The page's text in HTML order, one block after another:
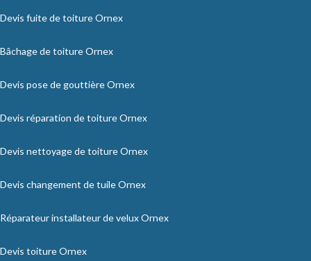
Devis fuite de toiture Ornex
Bâchage de toiture Ornex
Devis pose de gouttière Ornex
Devis réparation de toiture Ornex
Devis nettoyage de toiture Ornex
Devis changement de tuile Ornex
Réparateur installateur de velux Ornex
Devis toiture Ornex